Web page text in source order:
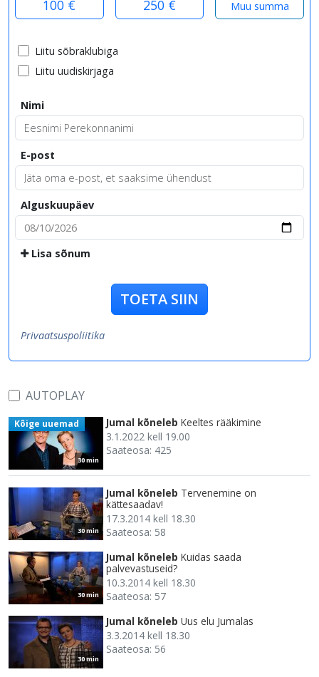
100 € 250 €
Liitu sõbraklubiga
Liitu uudiskirjaga
Nimi
E-post
Alguskuupäev
Lisa sõnum
TOETA SIIN
Privaatsuspoliitika
AUTOPLAY
30 min
Kõige uuemad Jumal kõneleb Keeltes rääkimine
3.1.2022 kell 19.00
Saateosa: 425
30 min
Jumal kõneleb Tervenemine on
kättesaadav!
17.3.2014 kell 18.30
Saateosa: 58
30 min
Jumal kõneleb Kuidas saada
palvevastuseid?
10.3.2014 kell 18.30
Saateosa: 57
30 min
Jumal kõneleb Uus elu Jumalas
3.3.2014 kell 18.30
Saateosa: 56